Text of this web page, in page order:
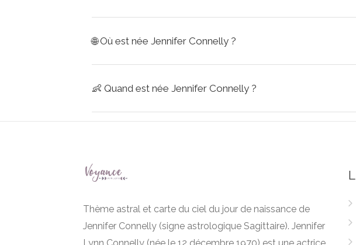
🌐Où est née Jennifer Connelly ?
👶 Quand est née Jennifer Connelly ?
Thème astral et carte du ciel du jour de naissance de
Jennifer Connelly (signe astrologique Sagittaire). Jennifer